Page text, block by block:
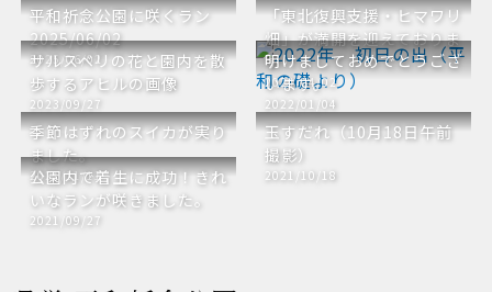
平和祈念公園に咲くラン
2025/06/02
2025/06/02
「東北復興支援・ヒマワリ
畑」が満開を迎えておりま
す
2024/04/02
サルスベリの花と園内を散
歩するアヒルの画像
2023/09/27
明けましておめでとうござ
います。
2022/01/04
季節はずれのスイカが実り
ました。
2021/11/11
玉すだれ（10月18日午前
撮影）
2021/10/18
公園内で着生に成功！きれ
いなランが咲きました。
2021/09/27